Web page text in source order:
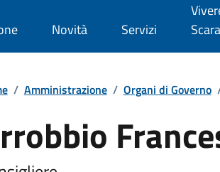
Novità Servizi
/ Amministrazione / Organi di Governo